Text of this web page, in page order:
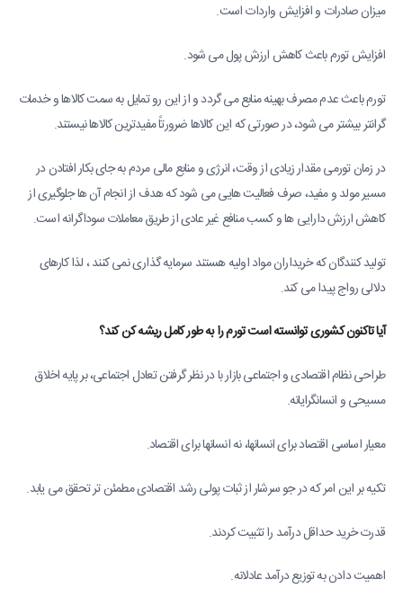
میزان صادرات و افزایش واردات است.
افزایش تورم باعث کاهش ارزش پول می شود.
تورم باعث عدم مصرف بهینه منابع می گردد و از این رو تمایل به سمت کالاها و خدمات
گرانتر بیشتر می شود، در صورتی که این کالاها ضرورتاً مفیدترین کالاها نیستند.
در زمان تورمی مقدار زیادی از وقت، انرژی و منابع مالی مردم به جای بکار افتادن در
مسیر مولد و مفید، صرف فعالیت هایی می شود که هدف از انجام آن ها جلوگیری از
کاهش ارزش دارایی ها و کسب منافع غیر عادی از طریق معاملات سوداگرانه است.
تولید کنندگان که خریداران مواد اولیه هستند سرمایه گذاری نمی کنند ، لذا کارهای
دلالی رواج پیدا می کند.
آیا تاکنون کشوری توانسته است تورم را به طور کامل ریشه کن کند؟
طراحی نظام اقتصادی و اجتماعی بازار با در نظر گرفتن تعادل اجتماعی، بر پایه اخلاق
مسیحی و انسانگرایانه.
معیار اساسی اقتصاد برای انسان­ها، نه انسان­ها برای اقتصاد.
تکیه بر این امر که در جو سرشار از ثبات پولی رشد اقتصادی مطمئن تر تحقق می یابد.
قدرت خرید حداقل درآمد را تثبیت کردند.
اهمیت دادن به توزیع درآمد عادلانه.